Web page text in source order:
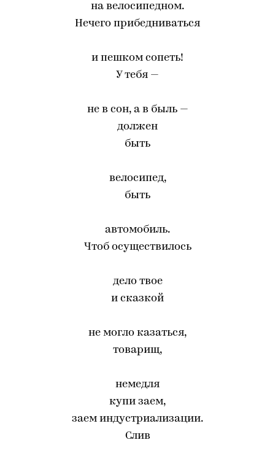
на велосипедном.
Нечего прибедниваться
и пешком сопеть!
У тебя —
не в сон, а в быль —
должен
быть
велосипед,
быть
автомобиль.
Чтоб осуществилось
дело твое
и сказкой
не могло казаться,
товарищ,
немедля
купи заем,
заем индустриализации.
Слив